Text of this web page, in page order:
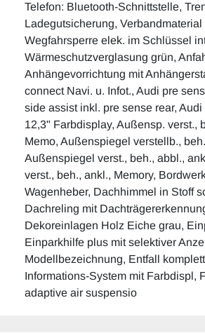
Telefon: Bluetooth-Schnittstelle,
Ladegutsicherung, Verbandmaterial
Wegfahrsperre elek. im Schlüssel
Wärmeschutzverglasung grün,
Anhängevorrichtung mit
connect Navi. u. Infot., Audi pre
side assist inkl. pre sense rear,
12,3" Farbdisplay, Außensp. verst.,
Memo, Außenspiegel verstellb.,
Außenspiegel verst., beh., abbl.,
verst., beh., ankl., Memory,
Wagenheber, Dachhimmel in Stoff
Dachreling mit
Dekoreinlagen Holz Eiche grau,
Einparkhilfe plus mit selektiver
Modellbezeichnung, Entfall
Informations-System mit Farbdispl,
adaptive air suspensio